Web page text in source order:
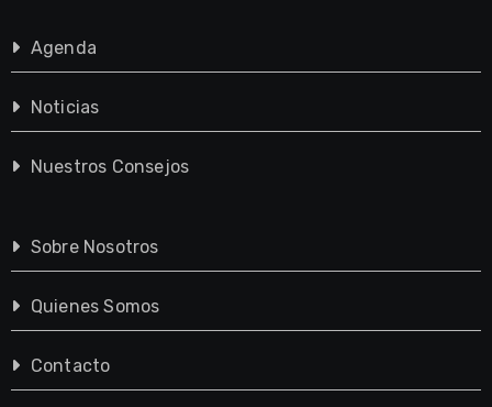
Agenda
Noticias
Nuestros Consejos
Sobre Nosotros
Quienes Somos
Contacto